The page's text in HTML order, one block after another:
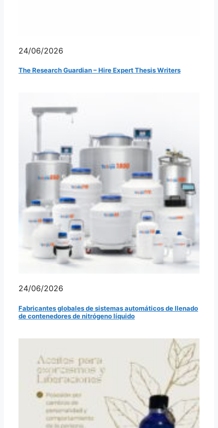
24/06/2026
The Research Guardian – Hire Expert Thesis Writers
24/06/2026
Fabricantes globales de sistemas automáticos de llenado
de contenedores de nitrógeno líquido